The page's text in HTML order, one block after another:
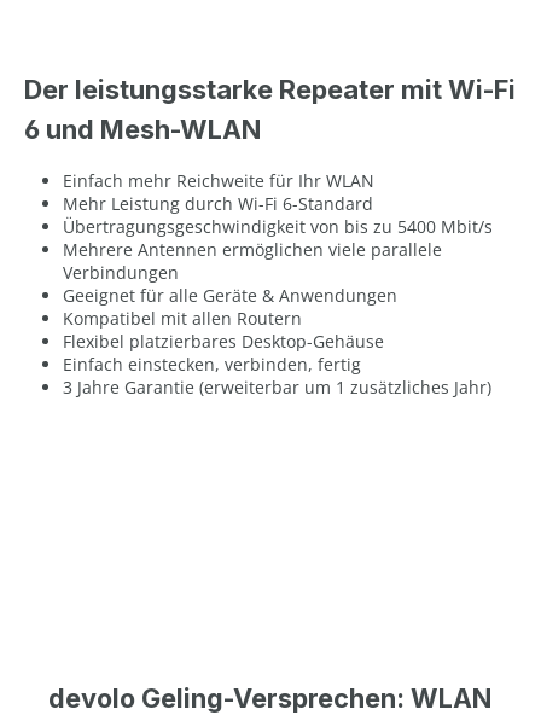
Der leistungsstarke Repeater mit Wi-Fi
6 und Mesh-WLAN
Einfach mehr Reichweite für Ihr WLAN
Mehr Leistung durch Wi-Fi 6-Standard
Übertragungsgeschwindigkeit von bis zu 5400 Mbit/s
Mehrere Antennen ermöglichen viele parallele
Verbindungen
Geeignet für alle Geräte & Anwendungen
Kompatibel mit allen Routern
Flexibel platzierbares Desktop-Gehäuse
Einfach einstecken, verbinden, fertig
3 Jahre Garantie (erweiterbar um 1 zusätzliches Jahr)
devolo Geling-Versprechen: WLAN